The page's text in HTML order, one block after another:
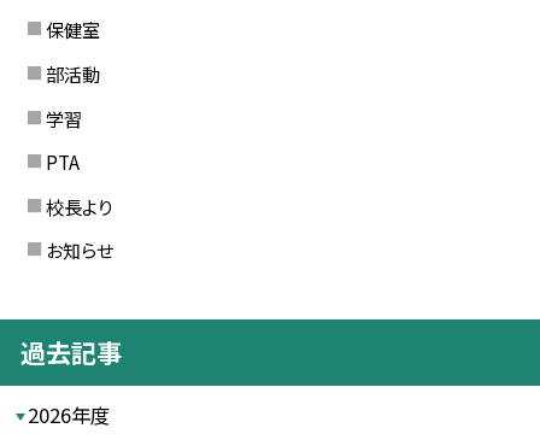
保健室
部活動
学習
PTA
校長より
お知らせ
過去記事
2026年度